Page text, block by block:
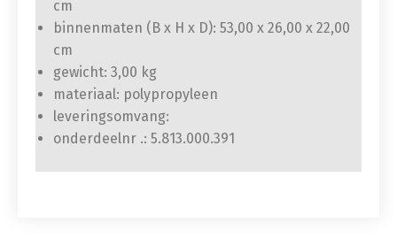
cm
binnenmaten (B x H x D): 53,00 x 26,00 x 22,00
cm
gewicht: 3,00 kg
materiaal: polypropyleen
leveringsomvang:
onderdeelnr .: 5.813.000.391